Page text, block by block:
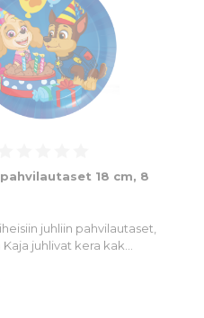
18 cm, 8
juhliin pahvilautaset,
Kaja juhlivat kera kak…